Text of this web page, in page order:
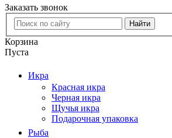
Заказать звонок
Найти
Корзина
Пуста
Икра
Красная икра
Черная икра
Щучья икра
Подарочная упаковка
Рыба